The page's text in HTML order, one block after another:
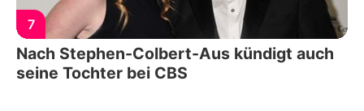
7
Nach Stephen-Colbert-Aus kündigt auch
seine Tochter bei CBS